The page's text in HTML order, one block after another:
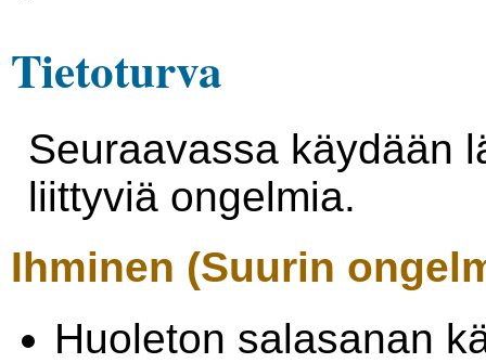
Tietoturva
Seuraavassa käydään
liittyviä ongelmia.
Ihminen (Suurin
Huoleton salasanan